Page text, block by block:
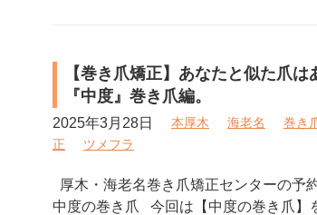
【巻き爪矯正】あなたと似た爪は
『中度』巻き爪編。
2025年3月28日 本厚木 海老名 巻き
正
ツメフラ
厚木・海老名巻き爪矯正センターの予
中度の巻き爪 今回は【中度の巻き